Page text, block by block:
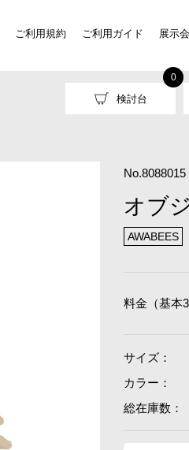
ご利用規約 ご利用ガイド 展示
検討台
0
No.8088015
オブ
AWABEES
料金（基本
サイズ：
カラー：
総在庫数：